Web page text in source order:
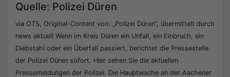
Quelle: Polizei Düren
via OTS, Original-Content von: „Polizei Düren“, übermittelt durch
news aktuell Wenn im Kreis Düren ein Unfall, ein Einbruch, ein
Diebstahl oder ein Überfall passiert, berichtet die Pressestelle
der Polizei Düren sofort. Hier sehen Sie die aktuellen
Pressemeldungen der Polizei. Die Hauptwache an der Aachener